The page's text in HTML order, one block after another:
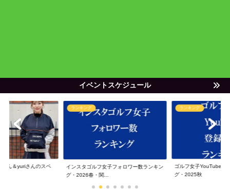
イベントスケジュール
ん＆yuriさんのスペ
ランキング
インスタゴルフ女子フォロワー数ランキン
グ・2026春・関...
ランキング
ゴルフ女子YouTube登
グ・2025秋